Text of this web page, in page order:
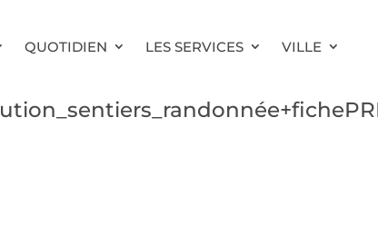
QUOTIDIEN LES SERVICES VILLE